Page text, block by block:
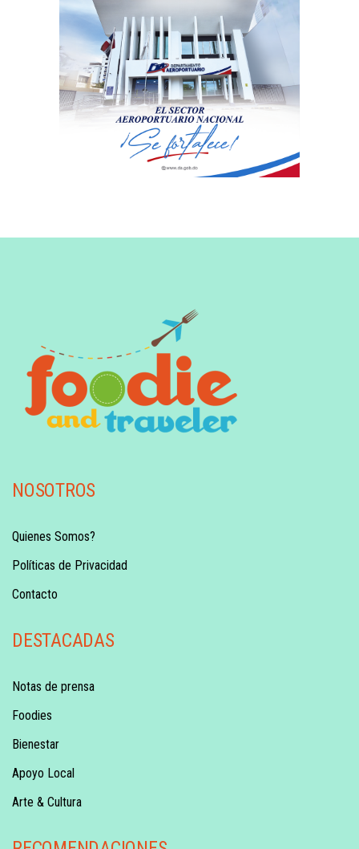
NOSOTROS
Quienes Somos?
Políticas de Privacidad
Contacto
DESTACADAS
Notas de prensa
Foodies
Bienestar
Apoyo Local
Arte & Cultura